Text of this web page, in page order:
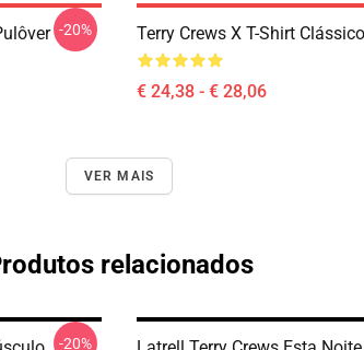
-20% Terry Crews X T-Shirt
€ 24,38 - € 28,06
VER MAIS
relacionados
-20%